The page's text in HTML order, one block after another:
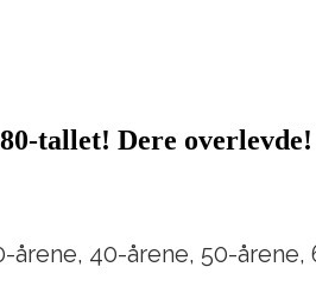
tallet! Dere overlevde!
40-årene, 50-